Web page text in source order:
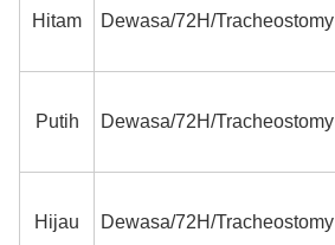
Hitam Dewasa/72H/Tracheostomy
Putih Dewasa/72H/Tracheostomy
Hijau Dewasa/72H/Tracheostomy